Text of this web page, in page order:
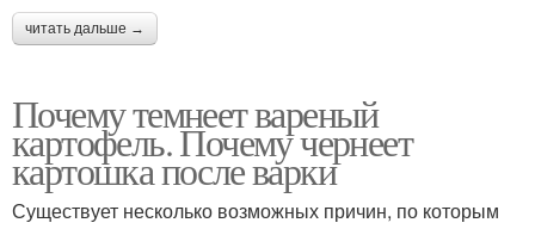
читать дальше →
Почему темнеет вареный
картофель. Почему чернеет
картошка после варки
Существует несколько возможных причин, по которым